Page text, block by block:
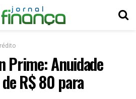
Prime: Anuidade
R$ 80 para